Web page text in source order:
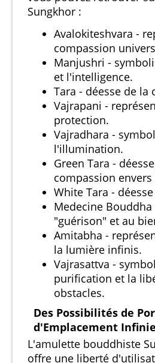
Sungkhor :
Avalokiteshvara -
compassion
Manjushri -
et l'intelligence.
Tara - déesse de la
Vajrapani -
protection.
Vajradhara -
l'illumination.
Green Tara -
compassion
White Tara -
Medecine
"guérison" et au
Amitabha -
la lumière infinis.
Vajrasattva -
purification et la
obstacles.
Des Possibilités de
d'Emplacement
L'amulette bouddhiste
offre une liberté